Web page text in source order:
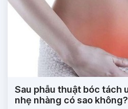
Sau phẫu thuật bóc tách
nhẹ nhàng có sao không?